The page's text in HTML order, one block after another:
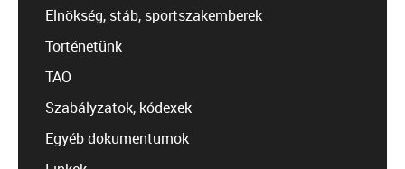
Elnökség, stáb, sportszakemberek
Történetünk
TAO
Szabályzatok, kódexek
Egyéb dokumentumok